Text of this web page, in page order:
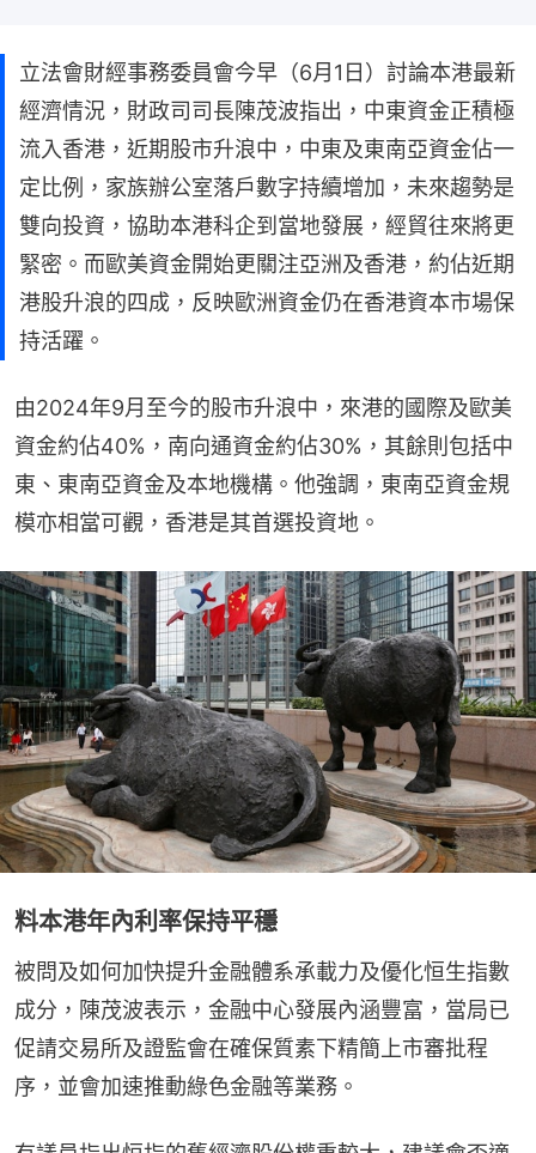
立法會財經事務委員會今早（6月1日）討論本港最新
經濟情況，財政司司長陳茂波指出，中東資金正積極
流入香港，近期股市升浪中，中東及東南亞資金佔一
定比例，家族辦公室落戶數字持續增加，未來趨勢是
雙向投資，協助本港科企到當地發展，經貿往來將更
緊密。而歐美資金開始更關注亞洲及香港，約佔近期
港股升浪的四成，反映歐洲資金仍在香港資本市場保
持活躍。
由2024年9月至今的股市升浪中，來港的國際及歐美
資金約佔40%，南向通資金約佔30%，其餘則包括中
東、東南亞資金及本地機構。他強調，東南亞資金規
模亦相當可觀，香港是其首選投資地。
料本港年內利率保持平穩
被問及如何加快提升金融體系承載力及優化恒生指數
成分，陳茂波表示，金融中心發展內涵豐富，當局已
促請交易所及證監會在確保質素下精簡上市審批程
序，並會加速推動綠色金融等業務。